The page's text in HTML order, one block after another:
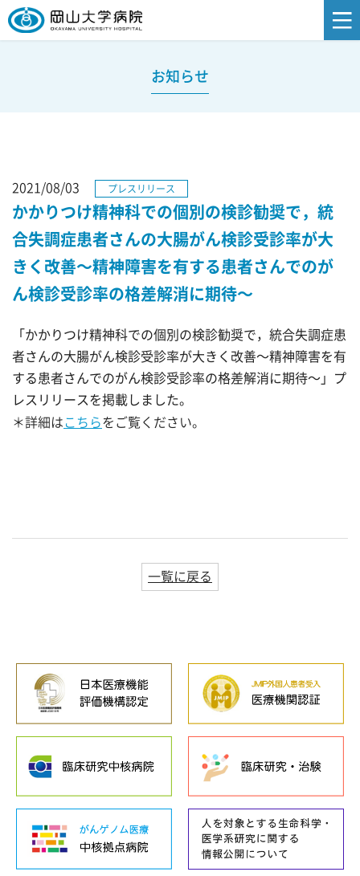
お知らせ
2021/08/03 プレスリリース
かかりつけ精神科での個別の検診勧奨で，統
合失調症患者さんの大腸がん検診受診率が大
きく改善～精神障害を有する患者さんでのが
ん検診受診率の格差解消に期待～
「かかりつけ精神科での個別の検診勧奨で，統合失調症患
者さんの大腸がん検診受診率が大きく改善～精神障害を有
する患者さんでのがん検診受診率の格差解消に期待～」プ
レスリリースを掲載しました。
＊詳細はこちらをご覧ください。
一覧に戻る